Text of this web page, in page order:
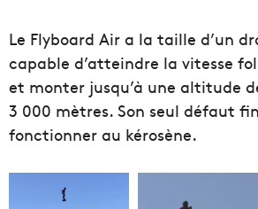
Le Flyboard Air a la taille d’un
capable d’atteindre la vitesse
et monter jusqu’à une altitude
3 000 mètres. Son seul défaut
fonctionner au kérosène.